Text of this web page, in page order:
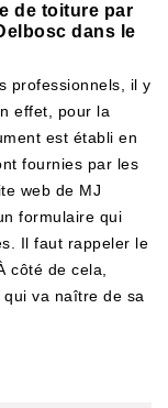
de toiture par
dans le
professionnels, il y
effet, pour la
est établi en
fournies par les
web de MJ
formulaire qui
Il faut rappeler le
côté de cela,
va naître de sa